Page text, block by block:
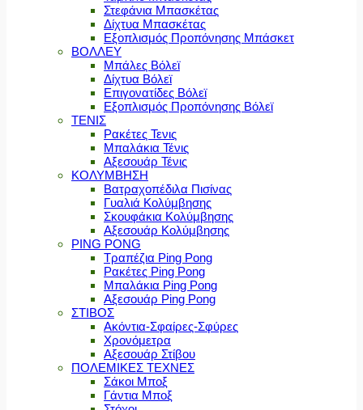
Στεφάνια Μπασκέτας
Δίχτυα Μπασκέτας
Εξοπλισμός Προπόνησης Μπάσκετ
ΒΟΛΛΕΥ
Μπάλες Βόλεϊ
Δίχτυα Βόλεϊ
Επιγονατίδες Βόλεϊ
Εξοπλισμός Προπόνησης Βόλεϊ
ΤΕΝΙΣ
Ρακέτες Τενις
Μπαλάκια Τένις
Αξεσουάρ Τένις
ΚΟΛΥΜΒΗΣΗ
Βατραχοπέδιλα Πισίνας
Γυαλιά Κολύμβησης
Σκουφάκια Κολύμβησης
Αξεσουάρ Κολύμβησης
PING PONG
Τραπέζια Ping Pong
Ρακέτες Ping Pong
Μπαλάκια Ping Pong
Αξεσουάρ Ping Pong
ΣΤΙΒΟΣ
Ακόντια-Σφαίρες-Σφύρες
Χρονόμετρα
Αξεσουάρ Στίβου
ΠΟΛΕΜΙΚΕΣ ΤΕΧΝΕΣ
Σάκοι Μποξ
Γάντια Μποξ